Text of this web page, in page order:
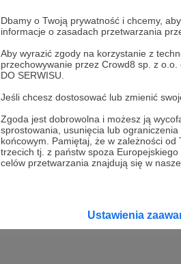
Dbamy o Twoją prywatność i chcemy,
informacje o zasadach przetwarzania
Aby wyrazić zgody na korzystanie z
przechowywanie przez Crowd8 sp. z
DO SERWISU.
Jeśli chcesz dostosować lub zmienić
Zgoda jest dobrowolna i możesz ją
sprostowania, usunięcia lub
końcowym. Pamiętaj, że w zależności
trzecich tj. z państw spoza
celów przetwarzania znajdują się w
Ustawienia